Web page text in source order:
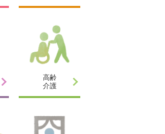
高齢
介護